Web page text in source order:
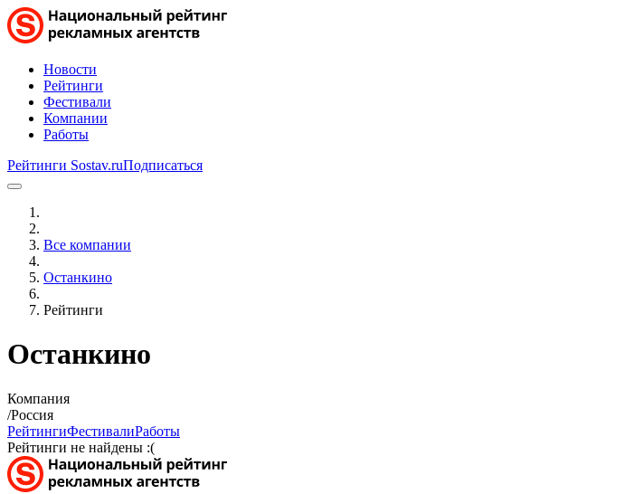
Новости
Рейтинги
Фестивали
Компании
Работы
Рейтинги Sostav.ruПодписаться
Все компании
Останкино
Рейтинги
Останкино
Компания
/Россия
РейтингиФестивалиРаботы
Рейтинги не найдены :(